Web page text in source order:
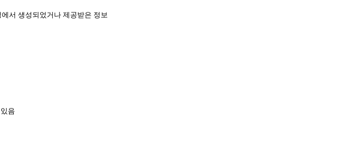
서 생성되었거나 제공받은 정보
음